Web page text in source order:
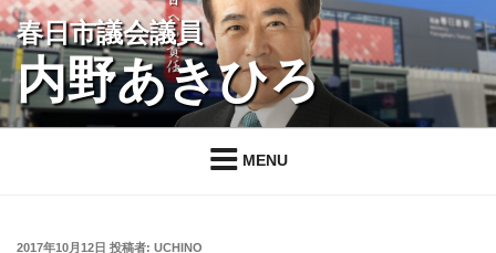
コ
ン
ツ
春日市議会議員
内野あきひろ
MENU
投
2017年10月12日 投稿者: UCHINO